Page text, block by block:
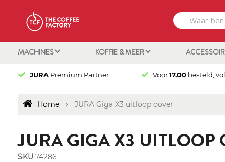
MACHINES KOFFIE & MEER
JURAPremium Partner Voor17.00 besteld,
Home JURA Giga X3 uitloop cover
JURA GIGA X3 UITLOOP
SKU 74286